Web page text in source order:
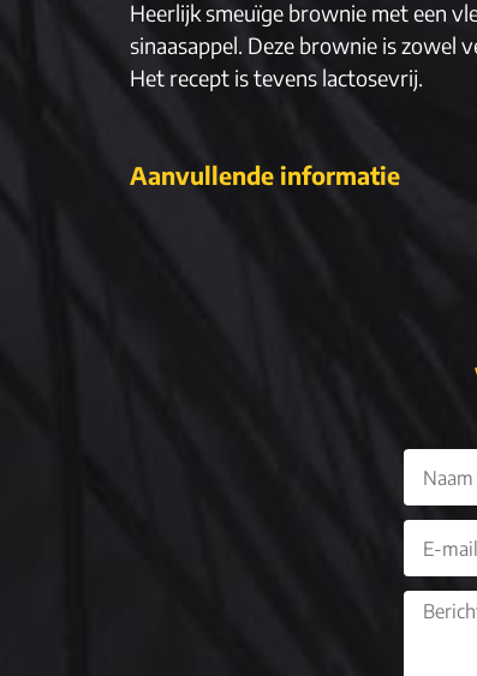
Heerlijk smeuïge brownie met een
sinaasappel. Deze brownie is zowel
Het recept is tevens lactosevrij.
Aanvullende informatie